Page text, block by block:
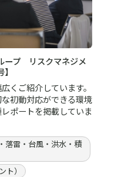
ープ リスクマネジメ
くご紹介しています。
初動対応ができる環境
ポートを掲載していま
落雷・台風・洪水・積
）